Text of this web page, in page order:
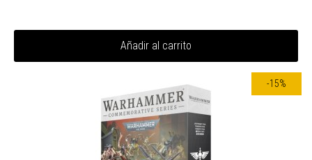
Añadir al carrito
-15%